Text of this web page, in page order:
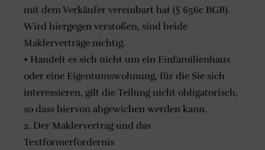
mit dem Verkäufer vereinbart hat (§ 656c BGB).
Wird hiergegen verstoßen, sind beide
Maklerverträge nichtig.
• Handelt es sich nicht um ein Einfamilienhaus
oder eine Eigentumswohnung, für die Sie sich
interessieren, gilt die Teilung nicht obligatorisch,
so dass hiervon abgewichen werden kann.
2. Der Maklervertrag und das
Textformerfordernis